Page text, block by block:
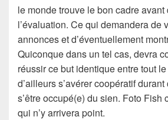
le monde trouve le bon cadre avant
l’évaluation. Ce qui demandera de
annonces et d’éventuellement
Quiconque dans un tel cas, devra
réussir ce but identique entre tout
d’ailleurs s’avérer coopératif
s’être occupé(e) du sien. Foto Fish
qui n’y arrivera point.